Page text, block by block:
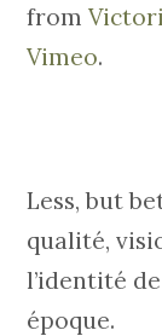
from
Vimeo.
Less, but
qualité,
l’identité
époque.